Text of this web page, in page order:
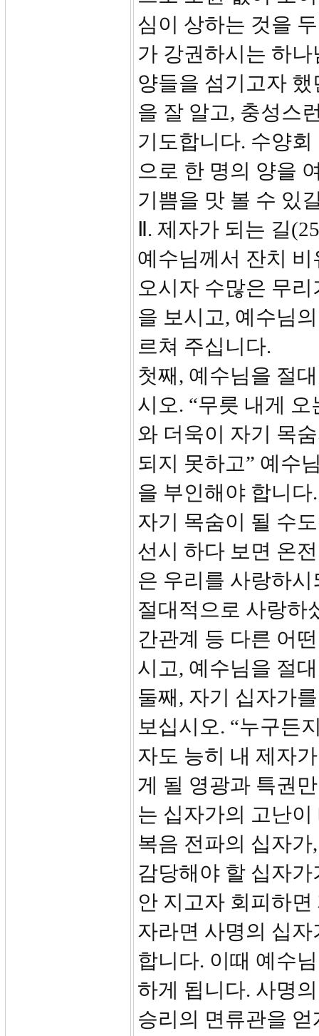
심이 상하는 것을
가 강권하시는 하
양들을 섬기고자
을 잘 알고, 충성스
기도합니다. 수양
으로 한 명의 양을
기쁨을 맛 볼 수 있
Ⅱ. 제자가 되는 길
예수님께서 잔치
오시자 수많은 무
을 보시고, 예수님
르쳐 주십니다.
첫째, 예수님을 절
시오. “무릇 내게
와 더욱이 자기 목
되지 못하고” 예수
을 부인해야 합니
자기 목숨이 될 수
선시 하다 보면 온
은 우리를 사랑하
절대적으로 사랑하
간관계 등 다른 어
시고, 예수님을 절
둘째, 자기 십자가
보십시오. “누구든
자도 능히 내 제자
게 될 영광과 특권
는 십자가의 고난
복음 전파의 십자
감당해야 할 십자
안 지고자 회피하
자라면 사명의 십
합니다. 이때 예수
하게 됩니다. 사명
승리의 면류관을 얻